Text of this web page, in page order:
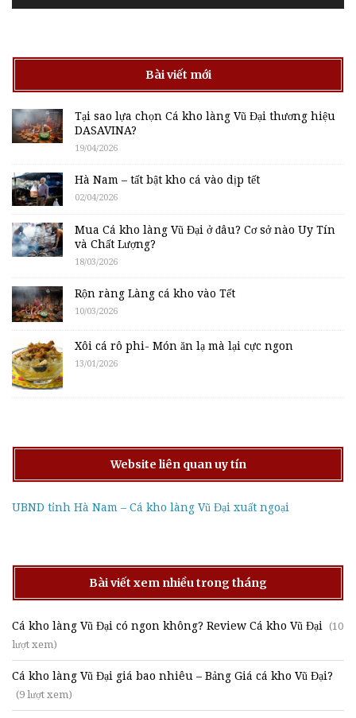
Bài viết mới
Tại sao lựa chọn Cá kho làng Vũ Đại thương hiệu
DASAVINA?
19/04/2026
Hà Nam – tất bật kho cá vào dịp tết
02/04/2026
Mua Cá kho làng Vũ Đại ở đâu? Cơ sở nào Uy Tín
và Chất Lượng?
18/03/2026
Rộn ràng Làng cá kho vào Tết
10/03/2026
Xôi cá rô phi- Món ăn lạ mà lại cực ngon
13/01/2026
Website liên quan uy tín
UBND tỉnh Hà Nam – Cá kho làng Vũ Đại xuất ngoại
Bài viết xem nhiều trong tháng
Cá kho làng Vũ Đại có ngon không? Review Cá kho Vũ Đại (10
lượt xem)
Cá kho làng Vũ Đại giá bao nhiêu – Bảng Giá cá kho Vũ Đại?
(9 lượt xem)